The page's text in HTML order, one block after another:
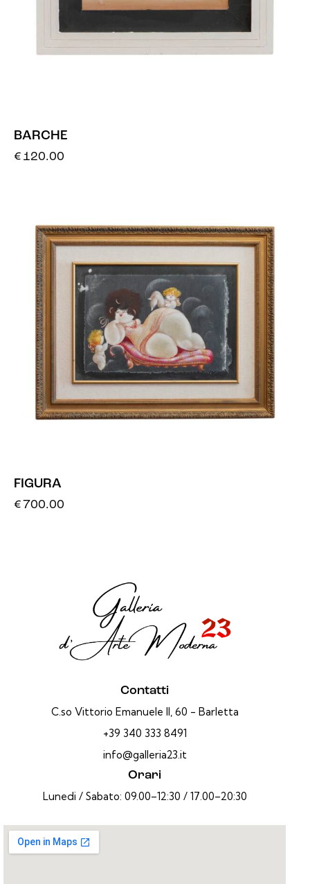
BARCHE
€ 120.00
FIGURA
€700.00
Contatti
C.so Vittorio Emanuele II, 60 - Barletta
+39 340 333 8491
info@galleria23.it
Orari
Lunedi / Sabato: 09.00–12:30 / 17.00–20:30